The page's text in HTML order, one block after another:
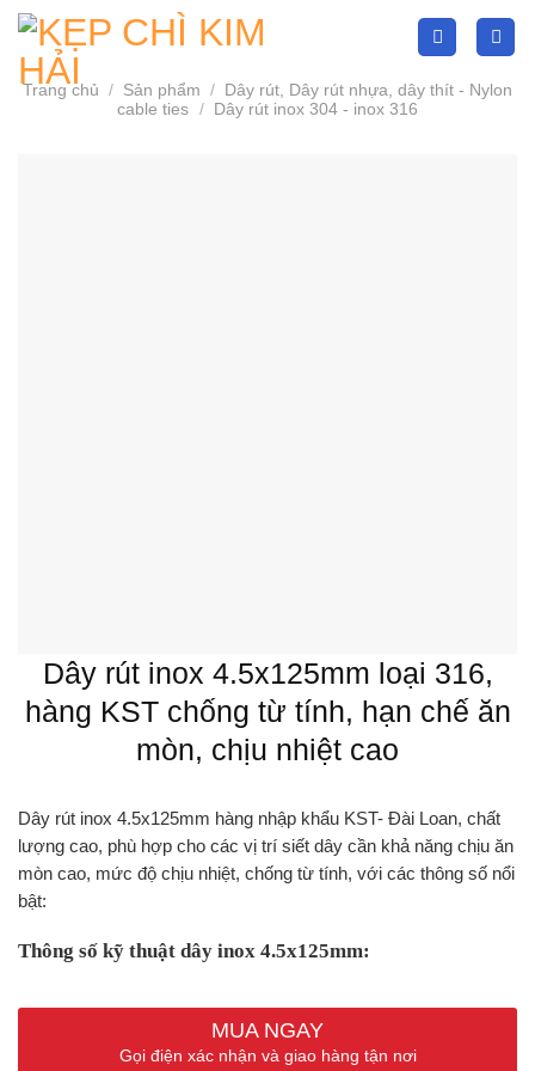
Skip
content
Trang chủ / Sản phẩm / Dây rút, Dây rút nhựa, dây thít - Nylon
cable ties / Dây rút inox 304 - inox 316
Dây rút inox 4.5x125mm loại 316,
hàng KST chống từ tính, hạn chế ăn
mòn, chịu nhiệt cao
Dây rút inox 4.5x125mm hàng nhập khẩu KST- Đài Loan, chất
lượng cao, phù hợp cho các vị trí siết dây cần khả năng chịu ăn
mòn cao, mức độ chịu nhiệt, chống từ tính, với các thông số nổi
bật:
Thông số kỹ thuật dây inox 4.5x125mm:
Lực kéo đứt : 45.3kg
MUA NGAY
Gọi điện xác nhận và giao hàng tận nơi